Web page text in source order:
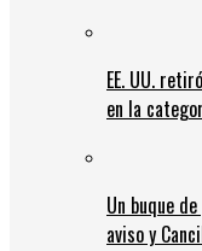
EE. UU.
en la
Un buque
aviso y